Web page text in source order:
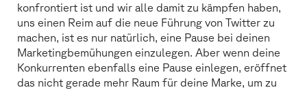
konfrontiert ist und wir alle damit zu kämpfen haben,
uns einen Reim auf die neue Führung von Twitter zu
machen, ist es nur natürlich, eine Pause bei deinen
Marketingbemühungen einzulegen. Aber wenn deine
Konkurrenten ebenfalls eine Pause einlegen, eröffnet
das nicht gerade mehr Raum für deine Marke, um zu